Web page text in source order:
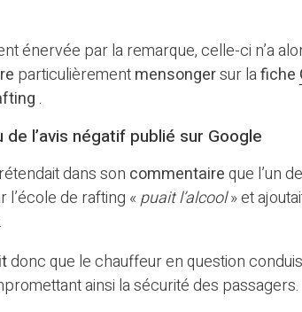
énervée par la remarque, celle-ci n’a
particulièrementmensongersur lafiche
.
de l’avis négatif publié sur Google
dans son commentaireque l’un
l’école de rafting «puait l’alcool» et
donc que le chauffeur en question
ainsi la sécurité des passagers.